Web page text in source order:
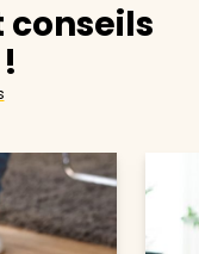
conseils